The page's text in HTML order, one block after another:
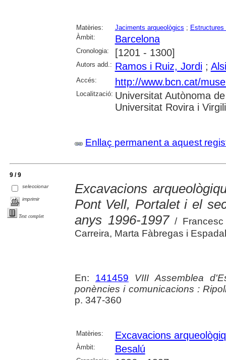
Matèries: Jaciments arqueològics ; Estructures
Àmbit:
Barcelona
Cronologia: [1201 - 1300]
Autors add.: Ramos i Ruiz, Jordi;
Accés: http://www.bcn.cat/
Localització: Universitat Autònoma
Universitat Rovira i
Enllaç permanent a aquest
9 / 9
seleccionar
imprimir
Text complet
Excavacions
Pont Vell, Portalet i el
anys 1996-1997 /
Carreira, Marta Fàbregas i
En: 141459
VIII Assemblea
ponències i comunicacions :
p. 347-360
Matèries: Excavacions
Àmbit: Besalú